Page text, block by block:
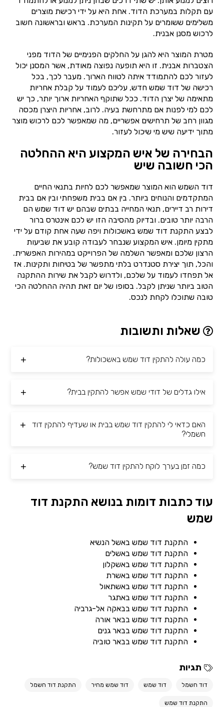
עם תקלות במערכת הדוד. אחת היא על ידי רכישת מוצרים
משלימים ששומרים על תקינות המערכת. בראש ובראשונה חשוב
לרכוש מסנן אבנית.
מטרת המוצר היא להגן על החלקים הפנימיים של הדוד מפני
הצטברות אבנית. זו היא תופעה נפוצה מאודת, אשר המסנן יכול
לעזור לכם להתמודד איתה לטווח הארוך. מעבר לכך, בכל
רכישה של דוד שמש חדש, עליכם לעמוד על קבלת אחריות
מתאימה של יצרן הדוד. ככל שתוקף האחריות ארוך יותר, כך יש
לכם למי לפנות אם מתרחשת בעיה. לרוב, אחריות היצרן מכסה
מגוון רחב של תרחישים אפשריים, מה שמאפשר לכם לרכוש מוצר
מתוך ידיעה שיש מי שיכול לעזור.
הבחירה של איש המקצוע היא ההחלטה
הכי חשובה שיש
דוד השמש הוא המוצר שמאפשר לכם לחיות בתנאי החיים
המתקדמים והנוחים ביותר. בין אם בבית משפחתי ובין אם בבית
דירות רב דיירים, תנאי המחייה בבתים שבהם יש דוד שמש הם
הרבה יותר טובים. ובדיוק מהסיבה הזו יש לכם אינטרס ברור
לבצע התקנת דוד שמש באשכולות ויפה שעה אחת קודם על ידי
מתקין מיומן. איש המקצוע שנבחר לעבודה קובע את שביעות
הרצון שלכם ומאפשר השלמה של הפרוייקט במהירות האפשרית.
והכל, תוך יצירת סטנדרט בלתי מתפשר של בטיחות ותקינות. אז
אל תפחדו לעמוד על שלכם, ולדרוש לקבל את שירות ההתקנה
הטוב ביותר שניתן לקבל. בסופו של יום זאת תהיה ההחלטה הכי
טובה שתוכלו לקחת לנכס.
שאלות ותשובות
כמה עולה להתקין דוד שמש באשכולות?
אילו גדלים של דודי שמש אפשר להתקין בבית?
האם כדאי לי להתקין דוד שמש בבית או שעדיף להתקין דוד
חשמלי?
כמה זמן בערך לוקח להתקין דוד שמש?
עוד כתבות דומות בנושא התקנת דוד
שמש
התקנת דוד שמש באשל הנשיא
התקנת דוד שמש באשלים
התקנת דוד שמש באשקלון
התקנת דוד שמש באשרת
התקנת דוד שמש באשתאול
התקנת דוד שמש באתגר
התקנת דוד שמש בבאקה אל-גרביה
התקנת דוד שמש בבאר אורה
התקנת דוד שמש בבאר גנים
התקנת דוד שמש בבאר טוביה
תגיות
דוד חשמל דוד שמש דוד שמש מחיר התקנת דוד חשמל
התקנת דוד שמש